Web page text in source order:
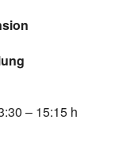
– 15:15 h